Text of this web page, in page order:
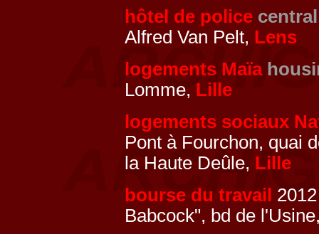
hôtel de police
Alfred Van Pelt, Lens
logements Maïa
Lomme, Lille
logements sociaux
Pont à Fourchon, quai
la Haute Deûle, Lille
bourse du travail
Babcock", bd de